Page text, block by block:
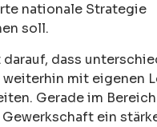
nationale Strategie
soll.
darauf, dass
mit eigenen
Gerade im
ein